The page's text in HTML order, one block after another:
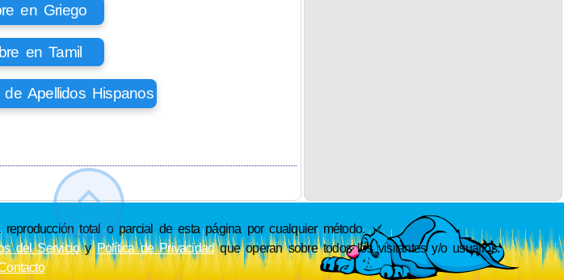
en Griego
en Tamil
Apellidos Hispanos
total o parcial de esta página por cualquier método.
del ServicioyPolítica de Privacidadque operan sobre todos los visitantes y/o usuarios.